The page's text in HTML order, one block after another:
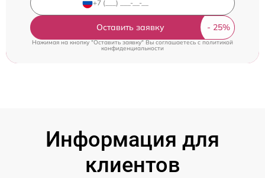
Оставить заявку
Нажимая на кнопку "Оставить заявку" Вы соглашаетесь cполитикой
конфиденциальности
Информация для
клиентов